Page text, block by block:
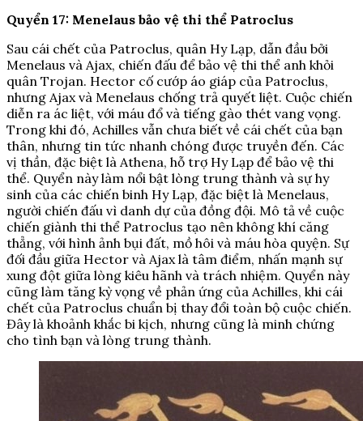
Quyển 17: Menelaus bảo vệ thi thể Patroclus
Sau cái chết của Patroclus, quân Hy Lạp, dẫn đầu bởi
Menelaus và Ajax, chiến đấu để bảo vệ thi thể anh khỏi
quân Trojan. Hector cố cướp áo giáp của Patroclus,
nhưng Ajax và Menelaus chống trả quyết liệt. Cuộc chiến
diễn ra ác liệt, với máu đổ và tiếng gào thét vang vọng.
Trong khi đó, Achilles vẫn chưa biết về cái chết của bạn
thân, nhưng tin tức nhanh chóng được truyền đến. Các
vị thần, đặc biệt là Athena, hỗ trợ Hy Lạp để bảo vệ thi
thể. Quyển này làm nổi bật lòng trung thành và sự hy
sinh của các chiến binh Hy Lạp, đặc biệt là Menelaus,
người chiến đấu vì danh dự của đồng đội. Mô tả về cuộc
chiến giành thi thể Patroclus tạo nên không khí căng
thẳng, với hình ảnh bụi đất, mồ hôi và máu hòa quyện. Sự
đối đầu giữa Hector và Ajax là tâm điểm, nhấn mạnh sự
xung đột giữa lòng kiêu hãnh và trách nhiệm. Quyển này
cũng làm tăng kỳ vọng về phản ứng của Achilles, khi cái
chết của Patroclus chuẩn bị thay đổi toàn bộ cuộc chiến.
Đây là khoảnh khắc bi kịch, nhưng cũng là minh chứng
cho tình bạn và lòng trung thành.